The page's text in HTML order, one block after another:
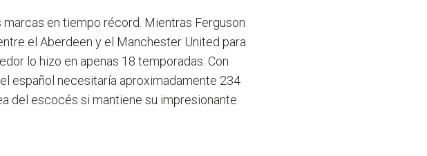
en tiempo récord. Mientras Ferguson
el Aberdeen y el Manchester United para
lo hizo en apenas 18 temporadas. Con
español necesitaría aproximadamente 234
del escocés si mantiene su impresionante